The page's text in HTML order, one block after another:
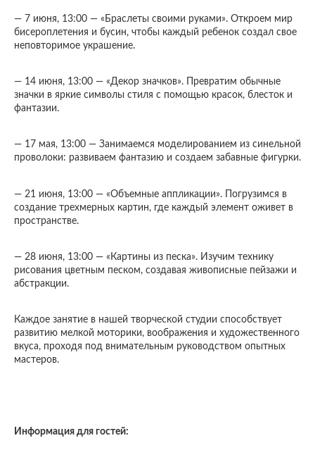
— 7 июня, 13:00 — «Браслеты своими руками». Откроем мир
бисероплетения и бусин, чтобы каждый ребенок создал свое
неповторимое украшение.
— 14 июня, 13:00 — «Декор значков». Превратим обычные
значки в яркие символы стиля с помощью красок, блесток и
фантазии.
— 17 мая, 13:00 — Занимаемся моделированием из синельной
проволоки: развиваем фантазию и создаем забавные фигурки.
— 21 июня, 13:00 — «Объемные аппликации». Погрузимся в
создание трехмерных картин, где каждый элемент оживет в
пространстве.
— 28 июня, 13:00 — «Картины из песка». Изучим технику
рисования цветным песком, создавая живописные пейзажи и
абстракции.
Каждое занятие в нашей творческой студии способствует
развитию мелкой моторики, воображения и художественного
вкуса, проходя под внимательным руководством опытных
мастеров.
Информация для гостей: